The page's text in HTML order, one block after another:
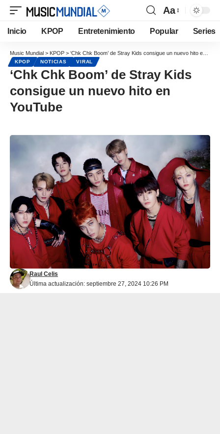
Aa
Inicio KPOP Entretenimiento Popular Series
Music Mundial > KPOP > ‘Chk Chk Boom’ de Stray Kids consigue un nuevo hito en YouTube
KPOP NOTICIAS VIRAL
‘Chk Chk Boom’ de Stray Kids
consigue un nuevo hito en
YouTube
Última actualización: septiembre 27, 2024 10:26 PM
Raul Celis